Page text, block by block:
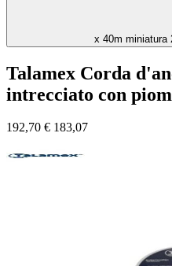
x
Talamex Corda
intrecciato con
192,70 € 183,07